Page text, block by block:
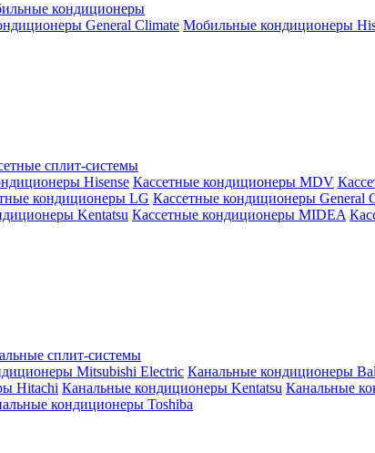
кондиционеры
General Climate Мобильные кондиционеры
сплит-системы
Hisense Кассетные кондиционеры MDV
кондиционеры LG Кассетные кондиционеры General
Kentatsu Кассетные кондиционеры MIDEA
сплит-системы
Mitsubishi Electric Канальные кондиционеры
Hitachi Канальные кондиционеры Kentatsu Канальные
кондиционеры Toshiba